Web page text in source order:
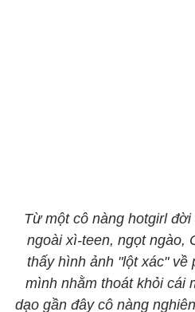
​​​​​​​Từ một cô nàng hotgirl
ngoài xì-teen, ngọt ngào,
thấy hình ảnh "lột xác" về
mình nhằm thoát khỏi cái
dạo gần đây cô nàng